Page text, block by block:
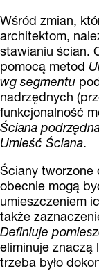
Wśród zmian,
architektom,
stawianiu ścian.
pomocą metod
wg segmentu
nadrzędnych
funkcjonalność
Ściana
Umieść Ściana.
Ściany tworzone
obecnie mogą
umieszczeniem
także
Definiuje
eliminuje
trzeba było